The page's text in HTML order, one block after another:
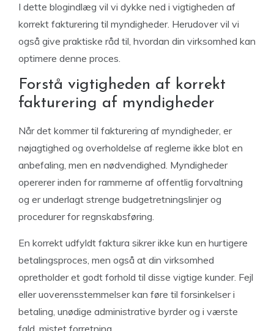
I dette blogindlæg vil vi dykke ned i vigtigheden af
korrekt fakturering til myndigheder. Herudover vil vi
også give praktiske råd til, hvordan din virksomhed kan
optimere denne proces.
Forstå vigtigheden af korrekt
fakturering af myndigheder
Når det kommer til fakturering af myndigheder, er
nøjagtighed og overholdelse af reglerne ikke blot en
anbefaling, men en nødvendighed. Myndigheder
opererer inden for rammerne af offentlig forvaltning
og er underlagt strenge budgetretningslinjer og
procedurer for regnskabsføring.
En korrekt udfyldt faktura sikrer ikke kun en hurtigere
betalingsproces, men også at din virksomhed
opretholder et godt forhold til disse vigtige kunder. Fejl
eller uoverensstemmelser kan føre til forsinkelser i
betaling, unødige administrative byrder og i værste
fald, mistet forretning.